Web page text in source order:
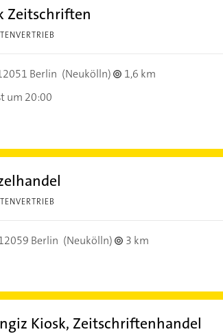
Zeitschriften
Berlin (Neukölln)
1,6 km
um 20:00
Berlin (Neukölln)
3 km
Kiosk, Zeitschriftenhandel